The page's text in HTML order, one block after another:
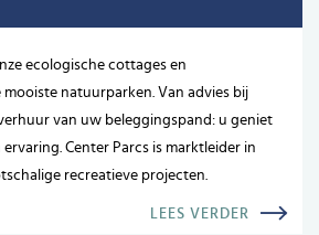
ecologische cottages en
natuurparken. Van advies bij
van uw beleggingspand: u geniet
Center Parcs is marktleider in
recreatieve projecten.
LEES VERDER